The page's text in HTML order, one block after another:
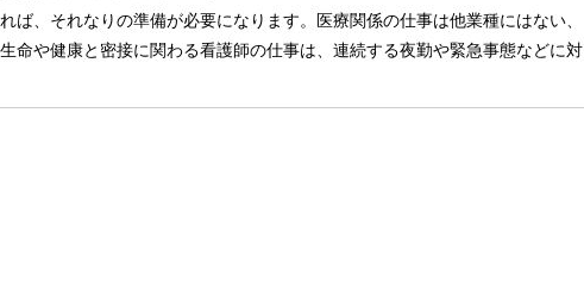
ば、それなりの準備が必要になります。医療関係の仕事は他業種にはない、
命や健康と密接に関わる看護師の仕事は、連続する夜勤や緊急事態などに対